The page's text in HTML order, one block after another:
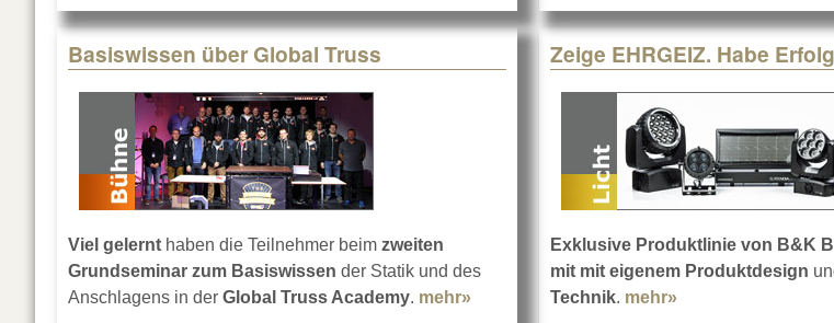
Basiswissen über Global Truss
Viel gelernt haben die Teilnehmer beim zweiten
Grundseminar zum Basiswissen der Statik und des
Anschlagens in der Global Truss Academy. mehr» about Basiswissen über Global Truss
Zeige EHRGEIZ. Habe
Exklusive Produktlinie von B&K
mit mit eigenem Produktdesign
Technik. mehr»